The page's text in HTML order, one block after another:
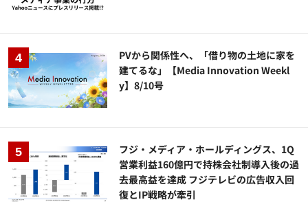
PVから関係性へ、「借り物の土地に家を
建てるな」【Media Innovation Weekl
y】8/10号
フジ・メディア・ホールディングス、1Q
営業利益160億円で持株会社制導入後の過
去最高益を達成 フジテレビの広告収入回
復とIP戦略が牽引